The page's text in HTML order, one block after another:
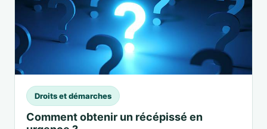
Droits et démarches
Comment obtenir un récépissé en